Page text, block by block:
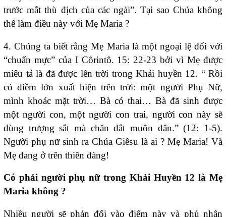
trước mắt thù địch của các ngài”. Tại sao Chúa không
thể làm điều này với Mẹ Maria ?
4. Chúng ta biết rằng Mẹ Maria là một ngoại lệ đối với
“chuẩn mực” của I Côrintô. 15: 22-23 bởi vì Mẹ được
miêu tả là đã được lên trời trong Khải huyền 12. “ Rồi
có điềm lớn xuất hiện trên trời: một người Phụ Nữ,
mình khoác mặt trời… Bà có thai… Bà đã sinh được
một người con, một người con trai, người con này sẽ
dùng trượng sắt mà chăn dắt muôn dân.” (12: 1-5).
Người phụ nữ sinh ra Chúa Giêsu là ai ? Mẹ Maria! Và
Mẹ đang ở trên thiên đàng!
Có phải người phụ nữ trong Khải Huyền 12 là Mẹ
Maria không ?
Nhiều người sẽ phản đối vào điểm này và phủ nhận